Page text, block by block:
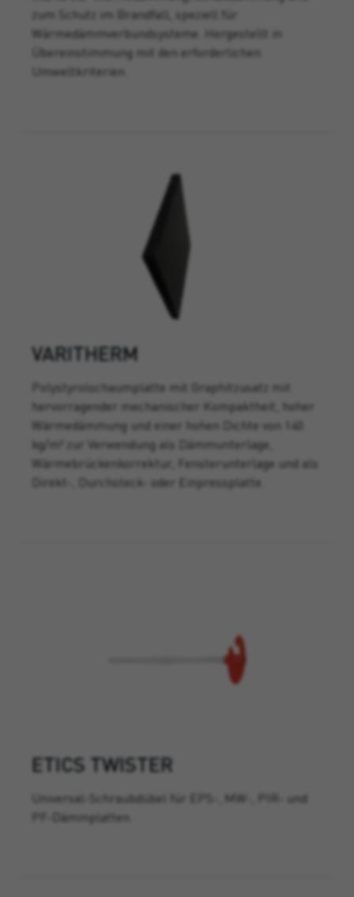
zum Schutz im Brandfall, speziell für
Wärmedämmverbundsysteme. Hergestellt in
Übereinstimmung mit den erforderlichen
Umweltkriterien.
VARITHERM
Polystyrolschaumplatte mit Graphitzusatz mit
hervorragender mechanischer Kompaktheit, hoher
Wärmedämmung und einer hohen Dichte von 140
kg/m³ zur Verwendung als Dämmunterlage,
Wärmebrückenkorrektur, Fensterunterlage und als
Direkt-, Durchsteck- oder Einpressplatte.
ETICS TWISTER
Universal-Schraubdübel für EPS-, MW-, PIR- und
PF-Dämmplatten.